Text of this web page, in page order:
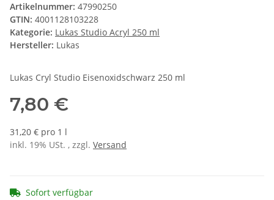
Artikelnummer: 47990250
GTIN: 4001128103228
Kategorie: Lukas Studio Acryl 250 ml
Hersteller: Lukas
Lukas Cryl Studio Eisenoxidschwarz 250 ml
7,80 €
31,20 € pro 1 l
inkl. 19% USt. , zzgl. Versand
Sofort verfügbar